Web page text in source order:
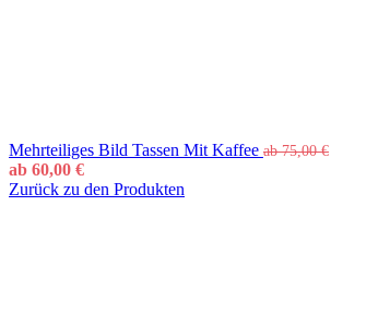
Mehrteiliges Bild Tassen Mit Kaffee ab75,00€
ab 60,00 €
Zurück zu den Produkten